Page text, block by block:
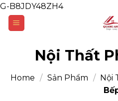
G-B8JDY48ZH4Skip
Nội Thất
Home / Sản Phẩm / Nội